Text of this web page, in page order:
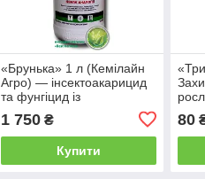
«Брунька» 1 л (Кемілайн
Агро) — інсектоакарицид
та фунгіцид із
для саду
1 750₴
Купити
80